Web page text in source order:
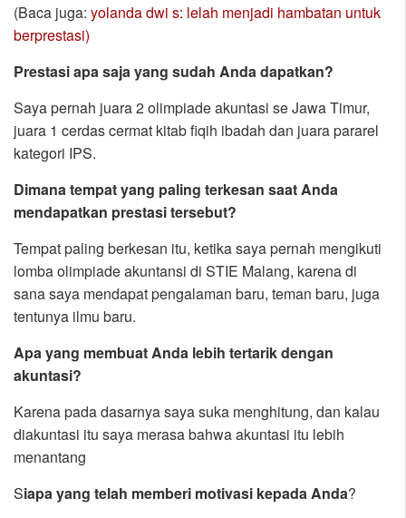
(Baca juga: yolanda dwi s: lelah menjadi hambatan untuk
berprestasi)
Prestasi apa saja yang sudah Anda dapatkan?
Saya pernah juara 2 olimpiade akuntasi se Jawa Timur,
juara 1 cerdas cermat kitab fiqih ibadah dan juara pararel
kategori IPS.
Dimana tempat yang paling terkesan saat Anda
mendapatkan prestasi tersebut?
Tempat paling berkesan itu, ketika saya pernah mengikuti
lomba olimpiade akuntansi di STIE Malang, karena di
sana saya mendapat pengalaman baru, teman baru, juga
tentunya ilmu baru.
Apa yang membuat Anda lebih tertarik dengan
akuntasi?
Karena pada dasarnya saya suka menghitung, dan kalau
diakuntasi itu saya merasa bahwa akuntasi itu lebih
menantang
Siapa yang telah memberi motivasi kepada Anda?